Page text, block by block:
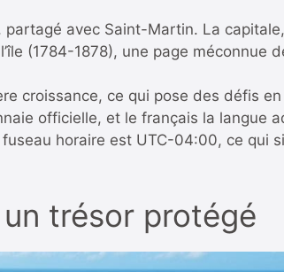
avec Saint-Martin. La
(1784-1878), une page méconnue
croissance, ce qui pose des défis
officielle, et le français la langue
horaire est UTC-04:00, ce qui
trésor protégé